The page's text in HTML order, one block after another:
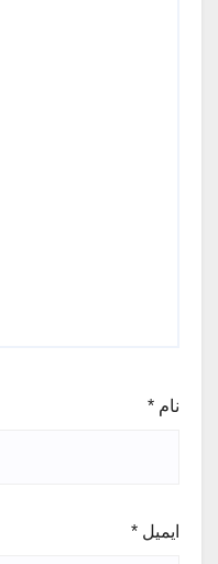
نام *
ایمیل *